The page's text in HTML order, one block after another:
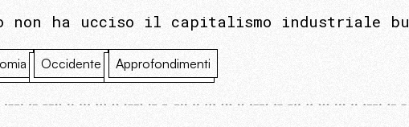
ha ucciso il capitalismo industriale
Occidente Approfondimenti